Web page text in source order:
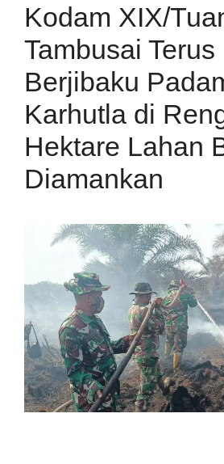
Kodam XIX/
Tambusai Terus
Berjibaku
Karhutla di
Hektare Lahan
Diamankan